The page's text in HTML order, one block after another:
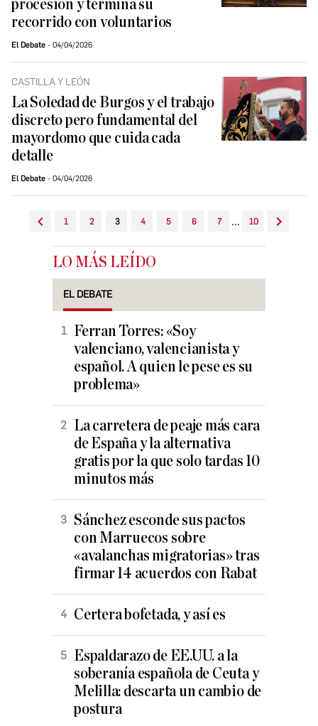
procesión y termina su
recorrido con voluntarios
El Debate 04/04/2026
CASTILLA Y LEÓN
La Soledad de Burgos y el trabajo
discreto pero fundamental del
mayordomo que cuida cada
detalle
El Debate 04/04/2026
1 2 3 4 5 6 7 ... 10
LO MÁS LEÍDO
EL DEBATE
Ferran Torres: «Soy
valenciano, valencianista y
español. A quien le pese es su
problema»
La carretera de peaje más cara
de España y la alternativa
gratis por la que solo tardas 10
minutos más
Sánchez esconde sus pactos
con Marruecos sobre
«avalanchas migratorias» tras
firmar 14 acuerdos con Rabat
Certera bofetada, y así es
Espaldarazo de EE.UU. a la
soberanía española de Ceuta y
Melilla: descarta un cambio de
postura